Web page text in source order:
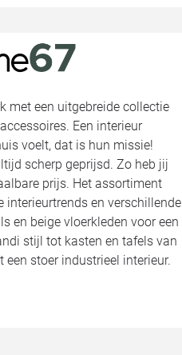
met een uitgebreide collectie
Een interieur
voelt, dat is hun missie!
scherp geprijsd. Zo heb jij
prijs. Het assortiment
en verschillende
en beige vloerkleden voor een
stijl tot kasten en tafels van
stoer industrieel interieur.